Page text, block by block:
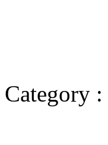
Category :